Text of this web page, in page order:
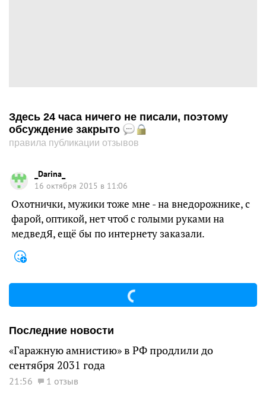
Здесь 24 часа ничего не писали, поэтому
обсуждение закрыто
правила публикации отзывов
_Darina_
16 октября 2015 в 11:06
Охотнички, мужики тоже мне - на внедорожнике, с
фарой, оптикой, нет чтоб с голыми руками на
медведЯ, ещё бы по интернету заказали.
Последние новости
«Гаражную амнистию» в РФ продлили до
сентября 2031 года
21:56 1 отзыв